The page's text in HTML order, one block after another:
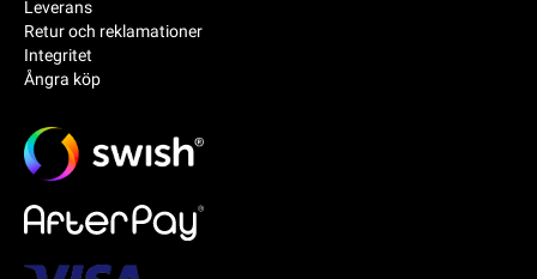
Leverans
Retur och reklamationer
Integritet
Ångra köp